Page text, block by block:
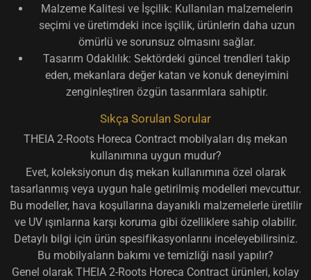
Malzeme Kalitesi ve İşçilik: Kullanılan malzemelerin
seçimi ve üretimdeki ince işçilik, ürünlerin daha uzun
ömürlü ve sorunsuzolmasını sağlar.
Tasarım Odaklılık: Sektördeki güncel trendleri takip
eden, mekanlara değer katan ve konuk deneyimini
zenginleştiren özgün tasarımlara sahiptir.
Sıkça Sorulan Sorular
THEIA 2-Roots Horeca Contract mobilyaları dış mekan
kullanımına uygun mudur?
Evet, koleksiyonun dış mekan kullanımına özel olarak
tasarlanmış veya uygun hale getirilmiş modelleri mevcuttur.
Bu modeller, hava koşullarına dayanıklı malzemelerle üretilir
ve UV ışınlarına karşı koruma gibi özelliklere sahip olabilir.
Detaylı bilgi için ürün spesifikasyonlarını inceleyebilirsiniz.
Bu mobilyaların bakımı ve temizliği nasıl yapılır?
Genel olarak THEIA 2-Roots Horeca Contract ürünleri, kolay